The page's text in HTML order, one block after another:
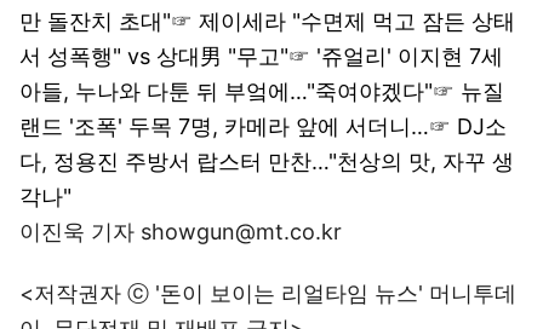
만 돌잔치 초대"☞ 제이세라 "수면제 먹고 잠든 상태
서 성폭행" vs 상대男 "무고"☞ '쥬얼리' 이지현 7세
아들, 누나와 다툰 뒤 부엌에…"죽여야겠다"☞ 뉴질
랜드 '조폭' 두목 7명, 카메라 앞에 서더니…☞ DJ소
다, 정용진 주방서 랍스터 만찬…"천상의 맛, 자꾸 생
각나"
이진욱 기자 showgun@mt.co.kr
<저작권자 ⓒ '돈이 보이는 리얼타임 뉴스' 머니투데